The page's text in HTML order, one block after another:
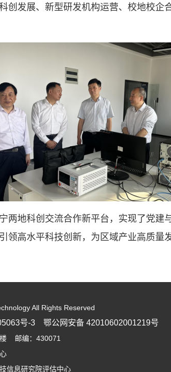
创发展、新型研发机构运营、校地校
两地科创交流合作新平台，实现了党
高水平科技创新，为区域产业高质量
All Rights Reserved
号-3 鄂公网安备 42010602001219号
邮编：430071
信息研究院评估中心